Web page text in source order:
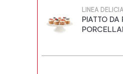
LINEA DELICIA
PIATTO DA